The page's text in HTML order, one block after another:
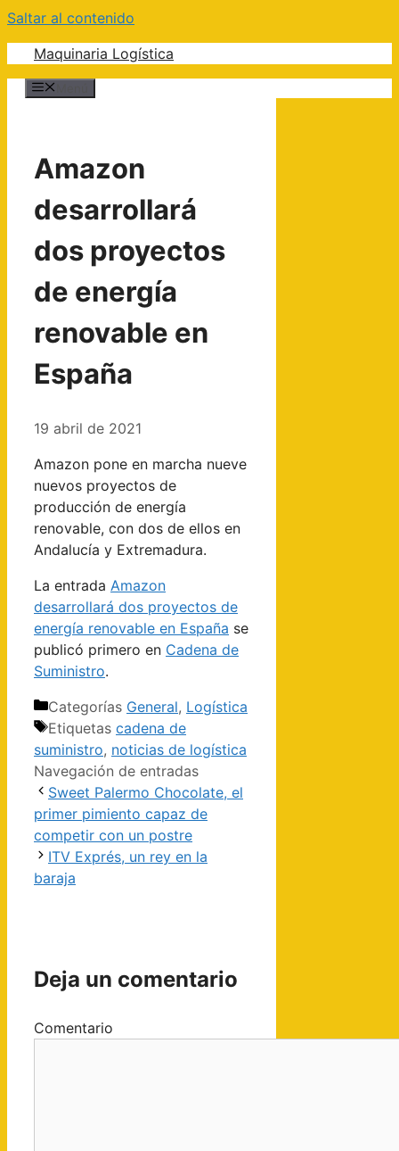
Saltar al contenido
Maquinaria Logística
Amazon
desarrollará
dos proyectos
de energía
renovable en
España
19 abril de 2021
Amazon pone en marcha nueve
nuevos proyectos de
producción de energía
renovable, con dos de ellos en
Andalucía y Extremadura.
La entrada Amazon
desarrollará dos proyectos de
energía renovable en España se
publicó primero en Cadena de
Suministro.
Categorías General, Logística
Etiquetas cadena de
suministro, noticias de logística
Navegación de entradas
Sweet Palermo Chocolate, el
primer pimiento capaz de
competir con un postre
ITV Exprés, un rey en la
baraja
Deja un comentario
Comentario